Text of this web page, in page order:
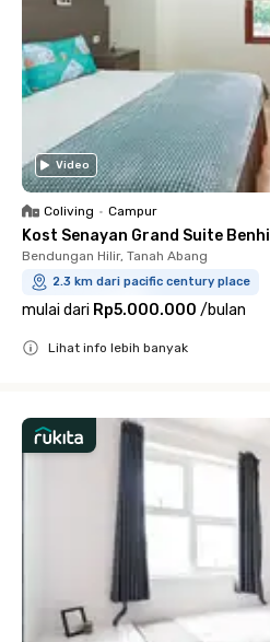
Video
Coliving • Campur
Kost Senayan Grand Suite Benhil
Bendungan Hilir, Tanah Abang
2.3 km dari pacific century place
mulai dari Rp5.000.000 /bulan
Lihat info lebih banyak